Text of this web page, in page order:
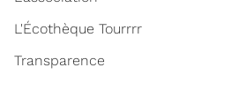
L'Écothèque Tourrrr
Transparence